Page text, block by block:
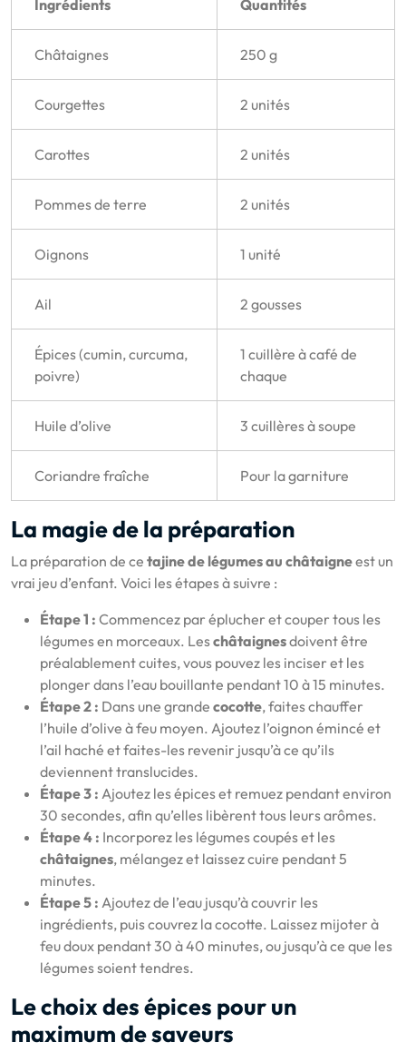
Ingrédients Quantités
Châtaignes 250 g
Courgettes 2 unités
Carottes 2 unités
Pommes de terre 2 unités
Oignons 1 unité
Ail 2 gousses
Épices (cumin, curcuma,
poivre)
1 cuillère à café de
chaque
Huile d’olive 3 cuillères à soupe
Coriandre fraîche Pour la garniture
La magie de la préparation
La préparation de ce tajine de légumes au châtaigneest un
vrai jeu d’enfant. Voici les étapes à suivre :
Étape 1 : Commencez par éplucher et couper tous les
légumes en morceaux. Leschâtaignesdoivent être
préalablement cuites, vous pouvez les inciser et les
plonger dans l’eau bouillante pendant 10 à 15 minutes.
Étape 2 : Dans une grande cocotte, faites chauffer
l’huile d’olive à feu moyen. Ajoutez l’oignon émincé et
l’ail haché et faites-les revenir jusqu’à ce qu’ils
deviennent translucides.
Étape 3 : Ajoutez les épices et remuez pendant environ
30 secondes, afin qu’elles libèrent tous leurs arômes.
Étape 4 : Incorporez les légumes coupés et les
châtaignes, mélangez et laissez cuire pendant 5
minutes.
Étape 5 : Ajoutez de l’eau jusqu’à couvrir les
ingrédients, puis couvrez la cocotte. Laissez mijoter à
feu doux pendant 30 à 40 minutes, ou jusqu’à ce que les
légumes soient tendres.
Le choix des épices pour un
maximum de saveurs